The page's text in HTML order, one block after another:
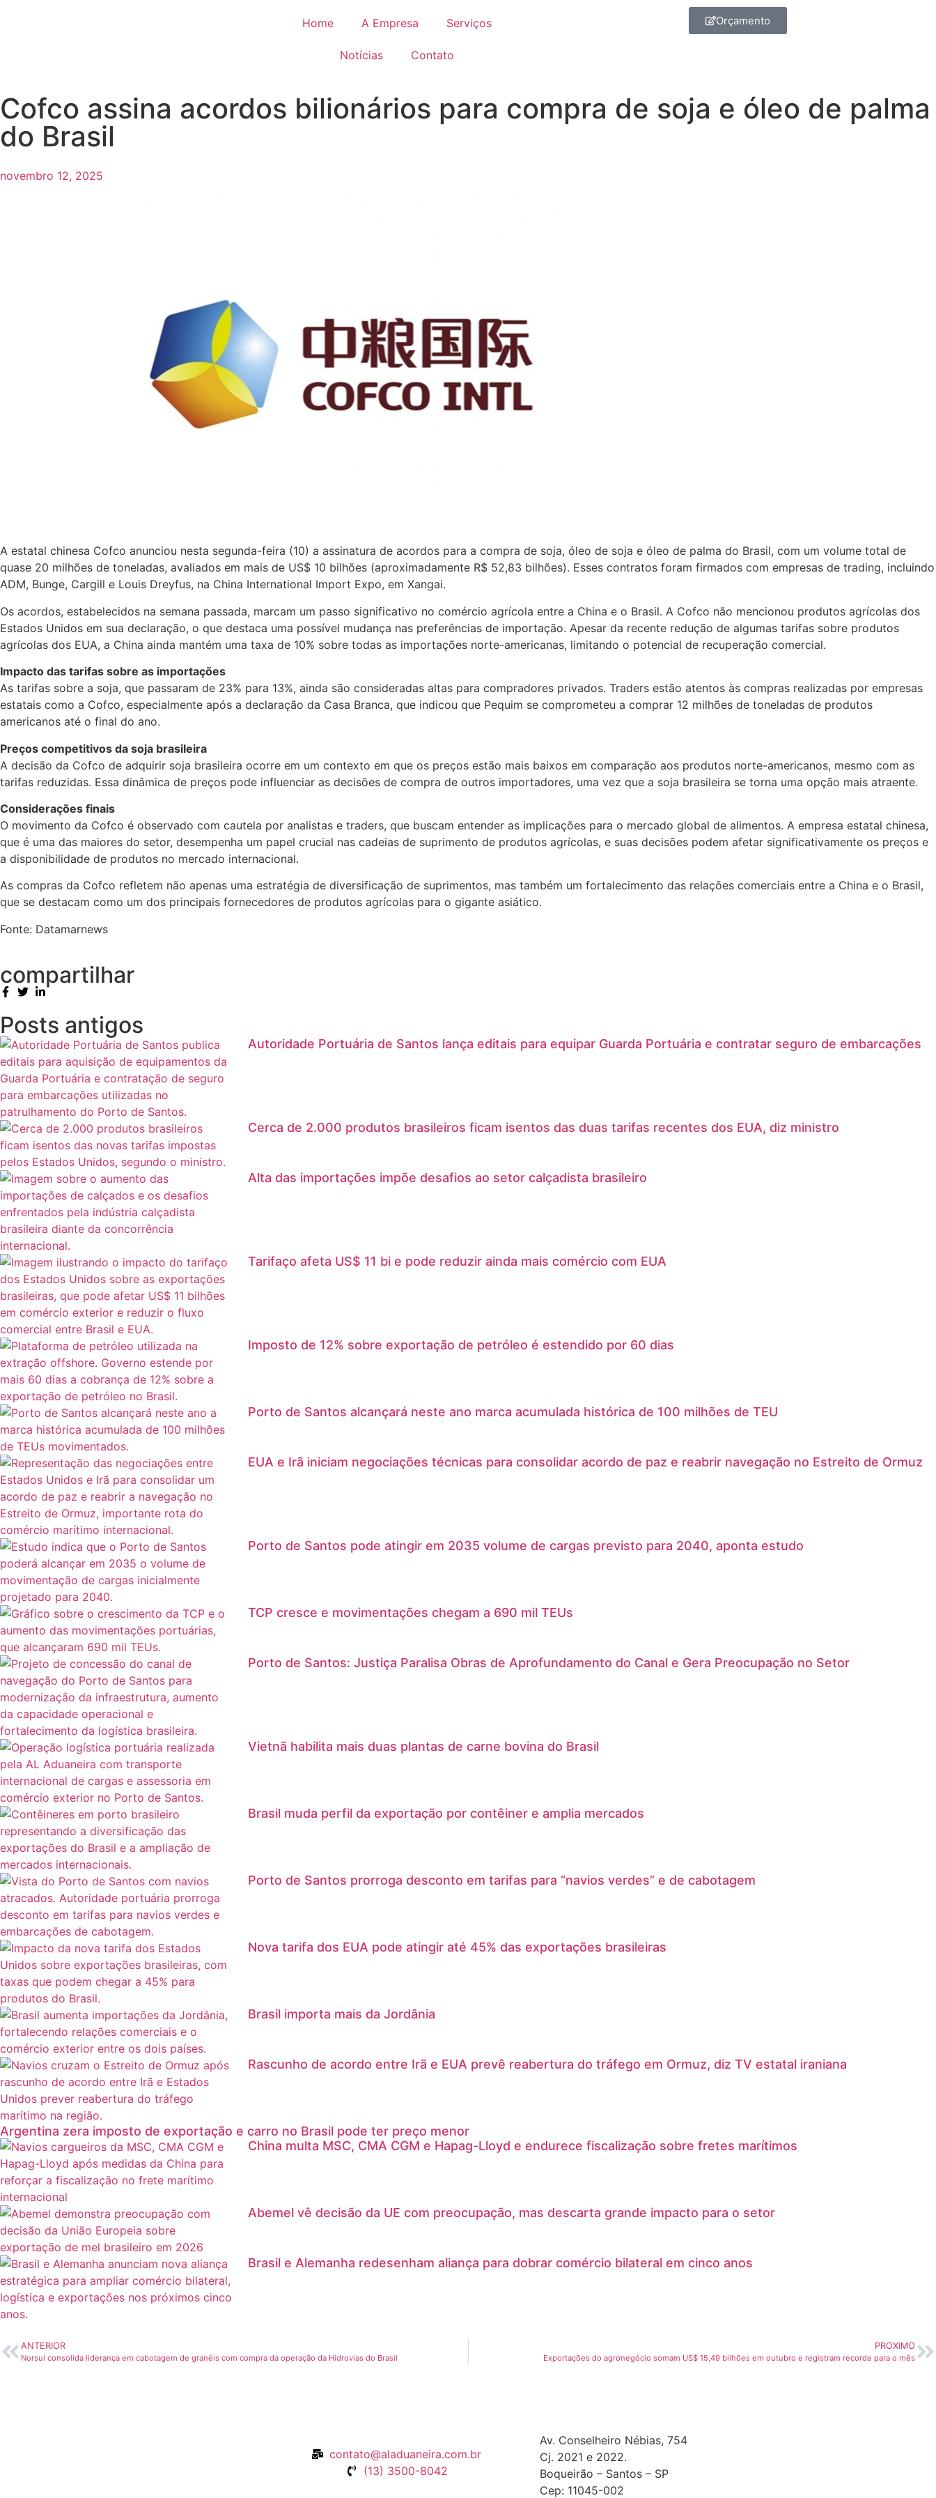
Home A Empresa Serviços
Notícias Contato
Orçamento
Cofco assina acordos bilionários para compra de soja e óleo de palma
do Brasil
novembro 12, 2025
A estatal chinesa Cofco anunciou nesta segunda-feira (10) a assinatura de acordos para a compra de soja, óleo de soja e óleo de palma do Brasil, com um volume total de
quase 20 milhões de toneladas, avaliados em mais de US$ 10 bilhões (aproximadamente R$ 52,83 bilhões). Esses contratos foram firmados com empresas de trading, incluindo
ADM, Bunge, Cargill e Louis Dreyfus, na China International Import Expo, em Xangai.
Os acordos, estabelecidos na semana passada, marcam um passo significativo no comércio agrícola entre a China e o Brasil. A Cofco não mencionou produtos agrícolas dos
Estados Unidos em sua declaração, o que destaca uma possível mudança nas preferências de importação. Apesar da recente redução de algumas tarifas sobre produtos
agrícolas dos EUA, a China ainda mantém uma taxa de 10% sobre todas as importações norte-americanas, limitando o potencial de recuperação comercial.
Impacto das tarifas sobre as importações
As tarifas sobre a soja, que passaram de 23% para 13%, ainda são consideradas altas para compradores privados. Traders estão atentos às compras realizadas por empresas
estatais como a Cofco, especialmente após a declaração da Casa Branca, que indicou que Pequim se comprometeu a comprar 12 milhões de toneladas de produtos
americanos até o final do ano.
Preços competitivos da soja brasileira
A decisão da Cofco de adquirir soja brasileira ocorre em um contexto em que os preços estão mais baixos em comparação aos produtos norte-americanos, mesmo com as
tarifas reduzidas. Essa dinâmica de preços pode influenciar as decisões de compra de outros importadores, uma vez que a soja brasileira se torna uma opção mais atraente.
Considerações finais
O movimento da Cofco é observado com cautela por analistas e traders, que buscam entender as implicações para o mercado global de alimentos. A empresa estatal chinesa,
que é uma das maiores do setor, desempenha um papel crucial nas cadeias de suprimento de produtos agrícolas, e suas decisões podem afetar significativamente os preços e
a disponibilidade de produtos no mercado internacional.
As compras da Cofco refletem não apenas uma estratégia de diversificação de suprimentos, mas também um fortalecimento das relações comerciais entre a China e o Brasil,
que se destacam como um dos principais fornecedores de produtos agrícolas para o gigante asiático.
Fonte: Datamarnews
compartilhar
Posts antigos
Autoridade Portuária de Santos lança editais para equipar Guarda Portuária e contratar seguro de embarcações
Cerca de 2.000 produtos brasileiros ficam isentos das duas tarifas recentes dos EUA, diz ministro
Alta das importações impõe desafios ao setor calçadista brasileiro
Tarifaço afeta US$ 11 bi e pode reduzir ainda mais comércio com EUA
Imposto de 12% sobre exportação de petróleo é estendido por 60 dias
Porto de Santos alcançará neste ano marca acumulada histórica de 100 milhões de TEU
EUA e Irã iniciam negociações técnicas para consolidar acordo de paz e reabrir navegação no Estreito de Ormuz
Porto de Santos pode atingir em 2035 volume de cargas previsto para 2040, aponta estudo
TCP cresce e movimentações chegam a 690 mil TEUs
Porto de Santos: Justiça Paralisa Obras de Aprofundamento do Canal e Gera Preocupação no Setor
Vietnã habilita mais duas plantas de carne bovina do Brasil
Brasil muda perfil da exportação por contêiner e amplia mercados
Porto de Santos prorroga desconto em tarifas para “navios verdes” e de cabotagem
Nova tarifa dos EUA pode atingir até 45% das exportações brasileiras
Brasil importa mais da Jordânia
Rascunho de acordo entre Irã e EUA prevê reabertura do tráfego em Ormuz, diz TV estatal iraniana
Argentina zera imposto de exportação e carro no Brasil pode ter preço menor
China multa MSC, CMA CGM e Hapag-Lloyd e endurece fiscalização sobre fretes marítimos
Abemel vê decisão da UE com preocupação, mas descarta grande impacto para o setor
Brasil e Alemanha redesenham aliança para dobrar comércio bilateral em cinco anos
ANTERIOR
Norsul consolida liderança em cabotagem de granéis com compra da operação da Hidrovias do Brasil
PROXIMO
Exportações do agronegócio somam US$ 15,49 bilhões em outubro e registram recorde para o mês
contato@aladuaneira.com.br
(13) 3500-8042
Av. Conselheiro Nébias, 754
Cj. 2021 e 2022.
Boqueirão – Santos – SP
Cep: 11045-002